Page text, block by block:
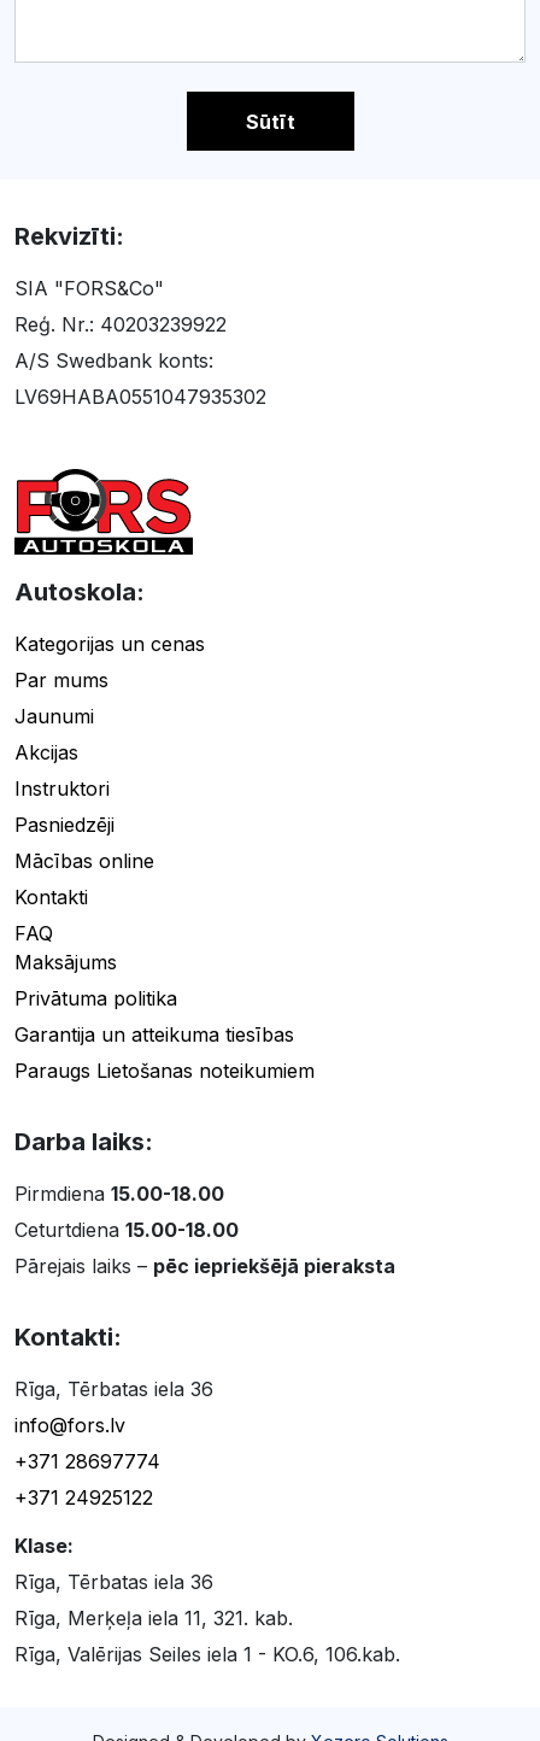
Sūtīt
Rekvizīti:
SIA "FORS&Co"
Reģ. Nr.: 40203239922
A/S Swedbank konts:
LV69HABA0551047935302
Autoskola:
Kategorijas un cenas
Par mums
Jaunumi
Akcijas
Instruktori
Pasniedzēji
Mācības online
Kontakti
FAQ
Maksājums
Privātuma politika
Garantija un atteikuma tiesības
Paraugs Lietošanas noteikumiem
Darba laiks:
Pirmdiena 15.00-18.00
Ceturtdiena 15.00-18.00
Pārejais laiks – pēc iepriekšējā pieraksta
Kontakti:
Rīga, Tērbatas iela 36
info@fors.lv
+371 28697774
+371 24925122
Klase:
Rīga, Tērbatas iela 36
Rīga, Merķeļa iela 11, 321. kab.
Rīga, Valērijas Seiles iela 1 - KO.6, 106.kab.